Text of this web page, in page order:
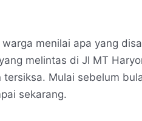
menilai apa yang
melintas di Jl MT
Mulai sebelum
sekarang.